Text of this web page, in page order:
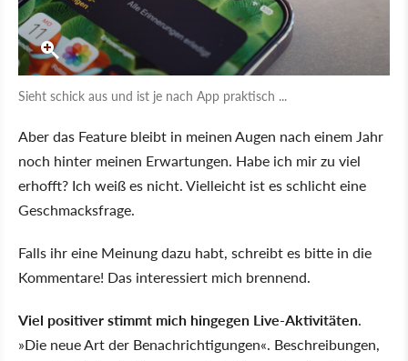
Sieht schick aus und ist je nach App praktisch ...
Aber das Feature bleibt in meinen Augen nach einem Jahr
noch hinter meinen Erwartungen. Habe ich mir zu viel
erhofft? Ich weiß es nicht. Vielleicht ist es schlicht eine
Geschmacksfrage.
Falls ihr eine Meinung dazu habt, schreibt es bitte in die
Kommentare! Das interessiert mich brennend.
Viel positiver stimmt mich hingegen Live-Aktivitäten.
»Die neue Art der Benachrichtigungen«. Beschreibungen,